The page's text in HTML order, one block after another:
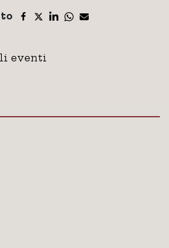
eventi